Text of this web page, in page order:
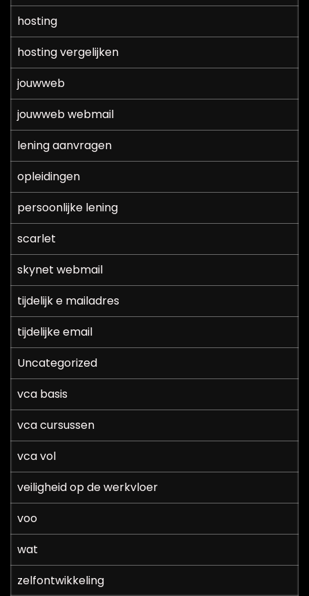
hosting
hosting vergelijken
jouwweb
jouwweb webmail
lening aanvragen
opleidingen
persoonlijke lening
scarlet
skynet webmail
tijdelijk e mailadres
tijdelijke email
Uncategorized
vca basis
vca cursussen
vca vol
veiligheid op de werkvloer
voo
wat
zelfontwikkeling